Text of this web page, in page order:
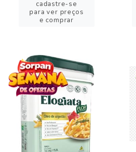
cadastre-se
para ver preços
e comprar